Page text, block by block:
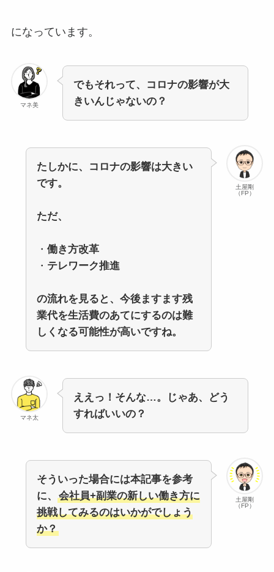
になっています。
マネ美
でもそれって、コロナの影響が大
きいんじゃないの？
土屋剛
（FP）
たしかに、コロナの影響は大きい
です。
ただ、
・ 働き方改革
・ テレワーク推進
の流れを見ると、今後ますます残
業代を生活費のあてにするのは難
しくなる可能性が高いですね。
マネ太
ええっ！そんな…。じゃあ、どう
すればいいの？
土屋剛
（FP）
そういった場合には本記事を参考
に、
会社員+副業の新しい働き方に
挑戦してみるのはいかがでしょう
か？